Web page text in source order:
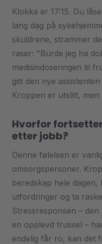
Klokka er 17:15. Du
lang dag på
skuldrene, strammer
raser: "Burde jeg ha
medisindoseringen til
gitt den nye
Kroppen er utslitt,
Hvorfor
etter jobb?
Denne følelsen er
omsorgspersoner.
beredskap hele
utfordringer og ta
Stressresponsen –
en opplevd trussel –
endelig får ro, kan det